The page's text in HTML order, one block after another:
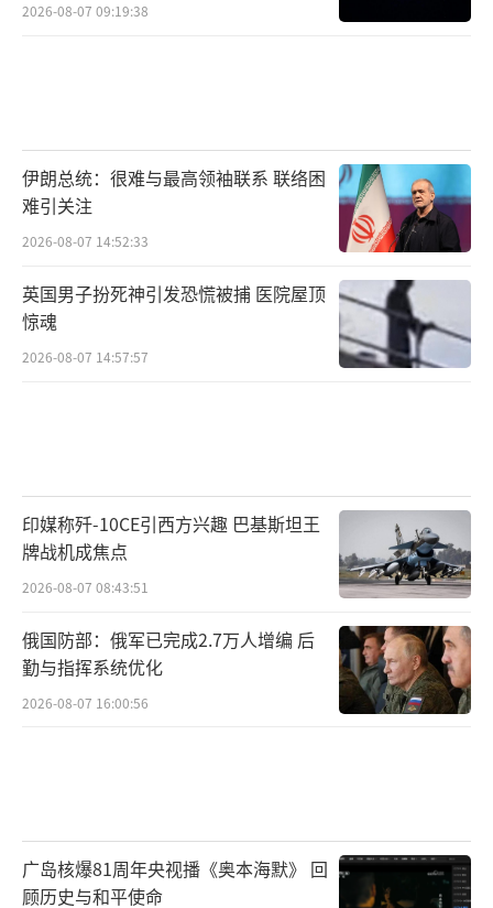
2026-08-07 09:19:38
伊朗总统：很难与最高领袖联系 联络困
难引关注
2026-08-07 14:52:33
英国男子扮死神引发恐慌被捕 医院屋顶
惊魂
2026-08-07 14:57:57
印媒称歼-10CE引西方兴趣 巴基斯坦王
牌战机成焦点
2026-08-07 08:43:51
俄国防部：俄军已完成2.7万人增编 后
勤与指挥系统优化
2026-08-07 16:00:56
广岛核爆81周年央视播《奥本海默》 回
顾历史与和平使命